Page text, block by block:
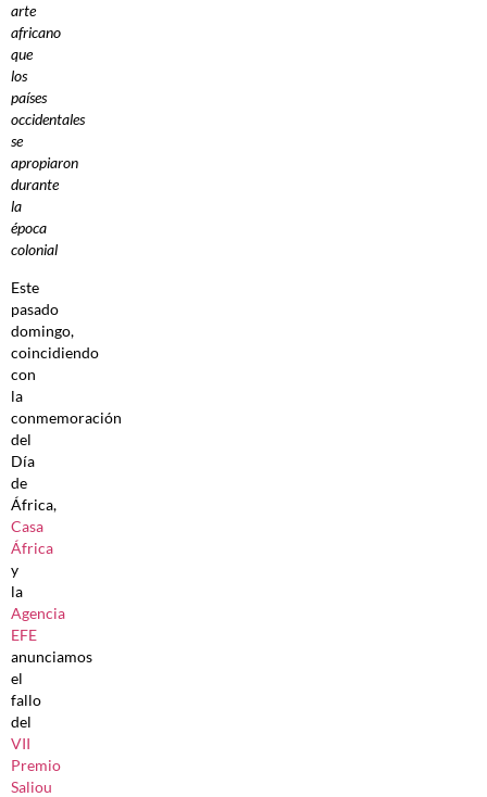
arte
africano
que
los
países
occidentales
se
apropiaron
durante
la
época
colonial
Este
pasado
domingo,
coincidiendo
con
la
conmemoración
del
Día
de
África,
Casa
África
y
la
Agencia
EFE
anunciamos
el
fallo
del
VII
Premio
Saliou